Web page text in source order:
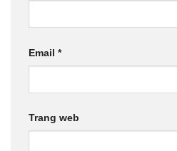
Email *
Trang web